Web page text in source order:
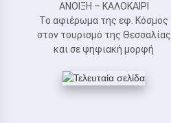
ΑΝΟΙΞΗ – ΚΑΛΟΚΑΙΡΙ
Το αφιέρωμα της εφ. Κόσμος
στον τουρισμό της Θεσσαλίας
και σε ψηφιακή μορφή